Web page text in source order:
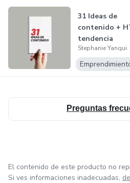
31 Ideas de
contenido +
tendencia
Stephanie Yanqui
Preguntas
El contenido de este producto no
Si ves informaciones inadecuadas,